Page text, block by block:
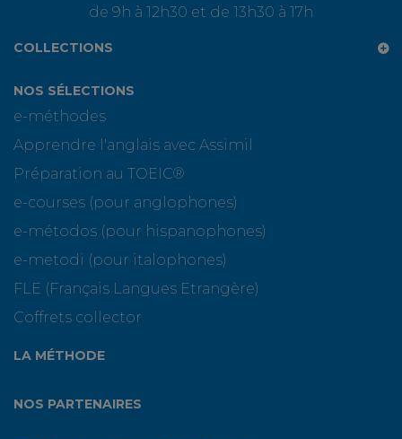
de 9h à 12h30 et de 13h30 à 17h
COLLECTIONS
NOS SÉLECTIONS
e-méthodes
Apprendre l'anglais avec Assimil
Préparation au TOEIC®
e-courses (pour anglophones)
e-métodos (pour hispanophones)
e-metodi (pour italophones)
FLE (Français Langues Etrangère)
Coffrets collector
LA MÉTHODE
NOS PARTENAIRES